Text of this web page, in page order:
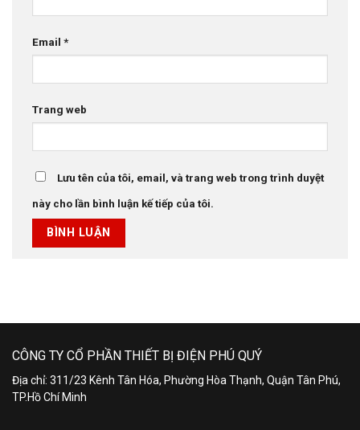
Email *
Trang web
Lưu tên của tôi, email, và trang web trong trình duyệt
này cho lần bình luận kế tiếp của tôi.
CÔNG TY CỔ PHẦN THIẾT BỊ ĐIỆN PHÚ QUÝ
Địa chỉ: 311/23 Kênh Tân Hóa, Phường Hòa Thạnh, Quận Tân Phú,
TP.Hồ Chí Minh